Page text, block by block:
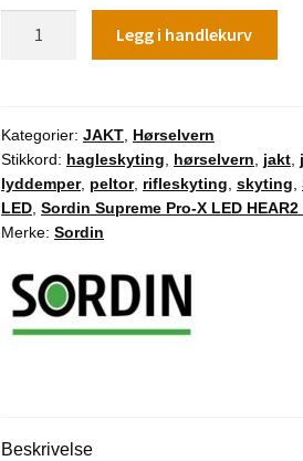
var:
kr 4.990,00.
er:
kr
LED
HEAR2
Green
antall
Legg i handlekurv
Kategorier: JAKT Hørselvern
Stikkord: hagleskyting hørselvern jakt
lyddemper, peltor, rifleskyting skyting
LED Sordin Supreme Pro-X LED HEAR2
Merke: Sordin
Beskrivelse